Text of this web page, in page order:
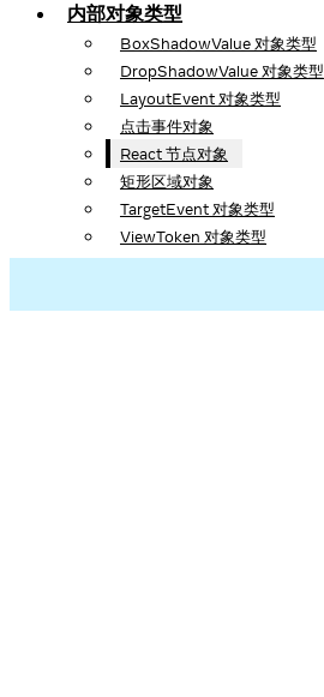
内部对象类型
BoxShadowValue 对象类型
DropShadowValue 对象类型
LayoutEvent 对象类型
点击事件对象
React 节点对象
矩形区域对象
TargetEvent 对象类型
ViewToken 对象类型